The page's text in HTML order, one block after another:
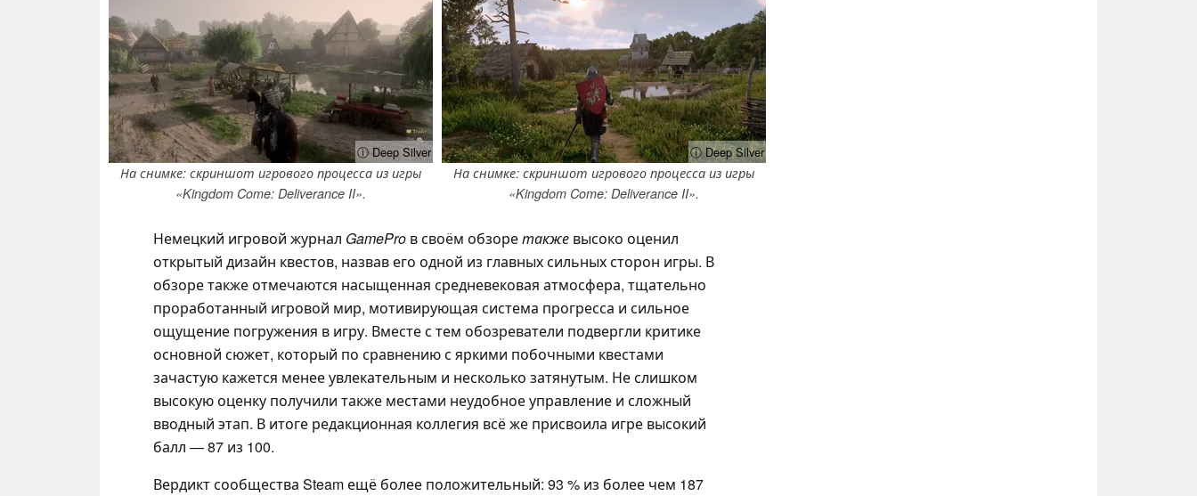
ⓘ Deep Silver
На снимке: скриншот игрового процесса из игры
«Kingdom Come: Deliverance II».
ⓘ Deep Silver
На снимке: скриншот игрового процесса из игры
«Kingdom Come: Deliverance II».
Немецкий игровой журнал GamePro в своём обзоретакже высоко оценил
открытый дизайн квестов, назвав его одной из главных сильных сторон игры. В
обзоре также отмечаются насыщенная средневековая атмосфера, тщательно
проработанный игровой мир, мотивирующая система прогресса и сильное
ощущение погружения в игру. Вместе с тем обозреватели подвергли критике
основной сюжет, который по сравнению с яркими побочными квестами
зачастую кажется менее увлекательным и несколько затянутым. Не слишком
высокую оценку получили также местами неудобное управление и сложный
вводный этап. В итоге редакционная коллегия всё же присвоила игре высокий
балл — 87 из 100.
Вердикт сообщества Steam ещё более положительный: 93 % из более чем 187